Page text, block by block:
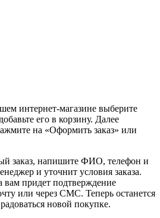
интернет-магазине выберите
его в корзину. Далее
на «Оформить заказ» или
заказ, напишите ФИО, телефон и
и уточнит условия заказа.
вам придет подтверждение
или через СМС. Теперь останется
новой покупке.